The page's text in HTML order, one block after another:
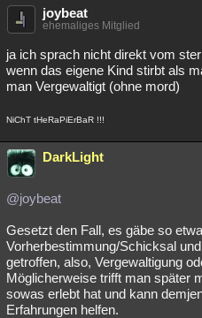
Philosophie
Astronomie Helpdesk
Musik Clash
Lesenswert
joybeat
ehemaliges Mitglied
ja ich sprach nicht direkt vom
wenn das eigene Kind stirbt als
man Vergewaltigt (ohne mord)
NiChT tHeRaPiErBaR !!!
DarkLight
@joybeat
Gesetzt den Fall, es gäbe so
Vorherbestimmung/Schicksal
getroffen, also, Vergewaltigung
Möglicherweise trifft man später
sowas erlebt hat und kann
Erfahrungen helfen.